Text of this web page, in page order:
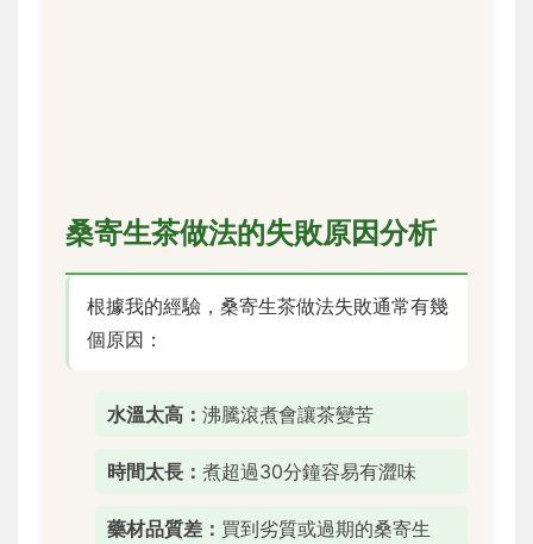
桑寄生茶做法的失敗原因分析
根據我的經驗，桑寄生茶做法失敗通常有幾
個原因：
水溫太高： 沸騰滾煮會讓茶變苦
時間太長： 煮超過30分鐘容易有澀味
藥材品質差： 買到劣質或過期的桑寄生